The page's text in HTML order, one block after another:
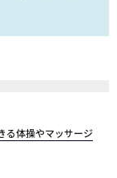
る体操やマッサージ